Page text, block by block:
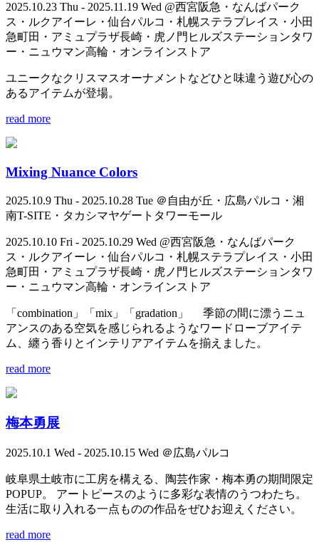
2025.10.23 Thu - 2025.11.19 Wed @西宮阪急・なんばパーク
ス・ルクアイーレ・仙台パルコ・札幌ステラプレイス・小田
急町田・アミュプラザ長崎・虎ノ門ヒルズステーションタワ
ー・ニュウマン高輪・オンラインストア
ユニークなクリスマスオーナメントなどひと味違う遊び心の
あるアイテムが登場。
read more
Mixing Nuance Colors
2025.10.9 Thu - 2025.10.28 Tue ＠自由が丘・広島パルコ・湘
南T-SITE・タカシマヤゲートタワーモール
2025.10.10 Fri - 2025.10.29 Wed @西宮阪急・なんばパーク
ス・ルクアイーレ・仙台パルコ・札幌ステラプレイス・小田
急町田・アミュプラザ長崎・虎ノ門ヒルズステーションタワ
ー・ニュウマン高輪・オンラインストア
「combination」「mix」「gradation」 季節の間に漂うニュ
アンスのある空気を感じられるようなワードローブアイテ
ム、纏う香りとインテリアアイテムを揃えました。
read more
梅本勇展
2025.10.1 Wed - 2025.10.15 Wed ＠広島パルコ
岐阜県土岐市に工房を構える、陶芸作家・梅本勇の期間限定
POPUP。 アートピースのように多彩な表情のうつわたち。
生活に取り入れる一点ものの作品をぜひお迎えください。
read more